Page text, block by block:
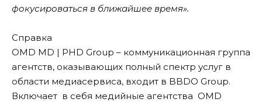
фокусироваться в ближайшее время».
Справка
OMD MD | PHD Group – коммуникационная группа
агентств, оказывающих полный спектр услуг в
области медиасервиса, входит в BBDO Group.
Включает в себя медийные агентства OMD